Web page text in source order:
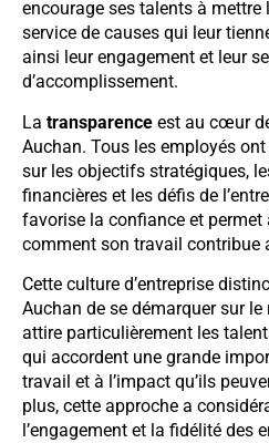
encourage ses talents à mettre
service de causes qui leur
ainsi leur engagement et leur
d’accomplissement.
La transparence est au cœur
Auchan. Tous les employés
sur les objectifs stratégiques,
financières et les défis de
favorise la confiance et permet
comment son travail contribue
Cette culture d’entreprise
Auchan de se démarquer sur
attire particulièrement les
qui accordent une grande
travail et à l’impact qu’ils
plus, cette approche a
l’engagement et la fidélité des